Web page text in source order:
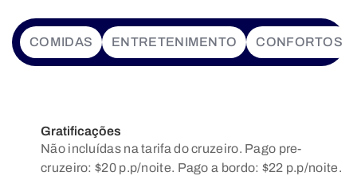
COMIDAS ENTRETENIMENTO CONFORTOS
Gratificações
Não incluídas na tarifa do cruzeiro. Pago pre-
cruzeiro: $20 p.p/noite. Pago a bordo: $22 p.p/noite.